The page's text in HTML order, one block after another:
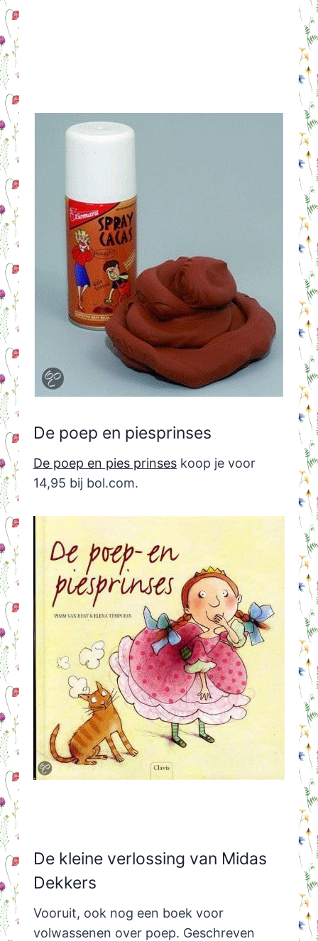
De poep en piesprinses
De poep en pies prinseskoop je voor
14,95 bij bol.com.
De kleine verlossing van Midas
Dekkers
Vooruit, ook nog een boek voor
volwassenen over poep. Geschreven